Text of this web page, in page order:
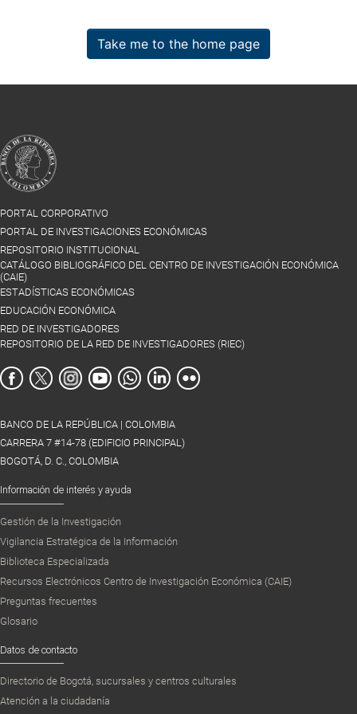
Take me to the home page
PORTAL CORPORATIVO
PORTAL DE INVESTIGACIONES ECONÓMICAS
REPOSITORIO INSTITUCIONAL
CATÁLOGO BIBLIOGRÁFICO DEL CENTRO DE INVESTIGACIÓN ECONÓMICA
(CAIE)
ESTADÍSTICAS ECONÓMICAS
EDUCACIÓN ECONÓMICA
RED DE INVESTIGADORES
REPOSITORIO DE LA RED DE INVESTIGADORES (RIEC)
BANCO DE LA REPÚBLICA | COLOMBIA
CARRERA 7 #14-78 (EDIFICIO PRINCIPAL)
BOGOTÁ, D. C., COLOMBIA
Información de interés y ayuda
Gestión de la Investigación
Vigilancia Estratégica de la Información
Biblioteca Especializada
Recursos Electrónicos Centro de Investigación Económica (CAIE)
Preguntas frecuentes
Glosario
Datos de contacto
Directorio de Bogotá, sucursales y centros culturales
Atención a la ciudadanía